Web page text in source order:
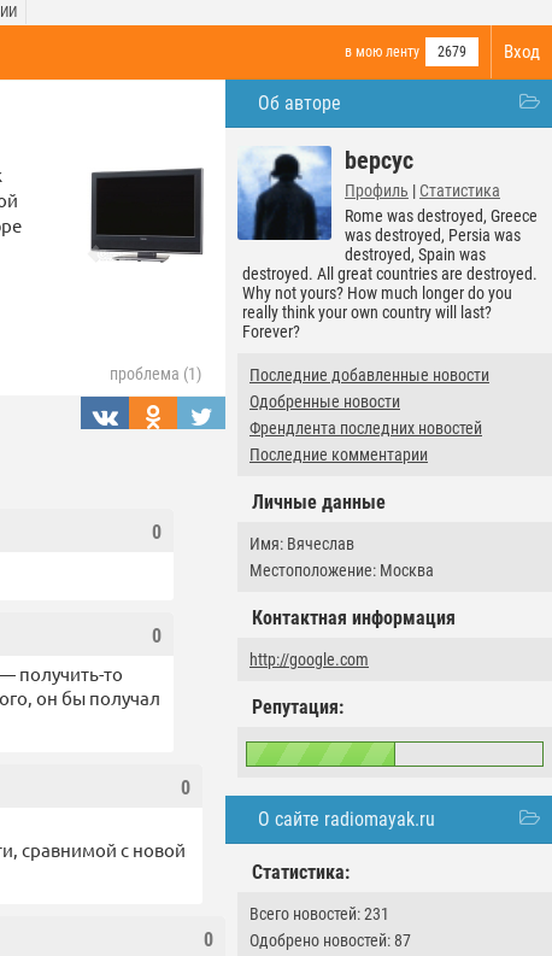
Вход
в мою ленту 2679
Об авторе
bepcyc
Профиль | Статистика
Rome was destroyed, Greece
was destroyed, Persia was
destroyed, Spain was
destroyed. All great countries are destroyed.
Why not yours? How much longer do you
really think your own country will last?
Forever?
Последние добавленные новости
Одобренные новости
Френдлента последних новостей
Последние комментарии
Личные данные
Имя: Вячеслав
Местоположение: Москва
Контактная информация
http://google.com
Репутация:
О сайте radiomayak.ru
Статистика:
Всего новостей: 231
Одобрено новостей: 87
проблема (1)
0
0
получить-то
он бы получал
0
сравнимой с новой
0